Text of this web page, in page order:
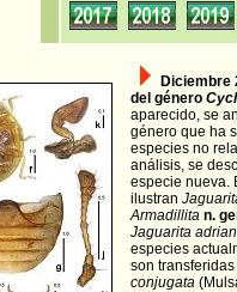
Diciembre
del género
aparecido, se
género que ha
especies no
análisis, se
especie nueva.
ilustran
Armadillita n.
Jaguarita
especies
son
conjugata